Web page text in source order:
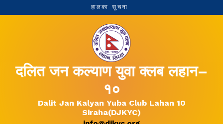
हालका सूचना
दलित जन कल्याण युवा क्लब लहान–
१०
Dalit Jan Kalyan Yuba Club Lahan 10
Siraha(DJKYC)